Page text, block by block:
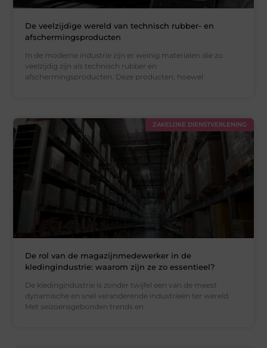
De veelzijdige wereld van technisch rubber- en
afschermingsproducten
In de moderne industrie zijn er weinig materialen die zo
veelzijdig zijn als technisch rubber en
afschermingsproducten. Deze producten, hoewel
ZAKELIJKE DIENSTVERLENING
De rol van de magazijnmedewerker in de
kledingindustrie: waarom zijn ze zo essentieel?
De kledingindustrie is zonder twijfel een van de meest
dynamische en snel veranderende industrieën ter wereld.
Met seizoensgebonden trends en